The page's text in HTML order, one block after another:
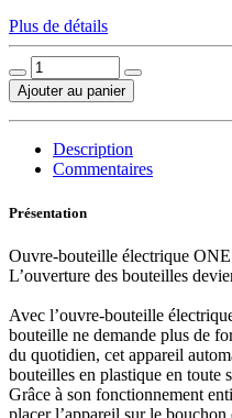
Plus de détails
Ajouter au panier
Description
Commentaires
Présentation
Ouvre-bouteille électrique
L’ouverture des bouteilles
Avec l’ouvre-bouteille
bouteille ne demande plus de
du quotidien, cet appareil
bouteilles en plastique en toute
Grâce à son fonctionnement
placer l’appareil sur le